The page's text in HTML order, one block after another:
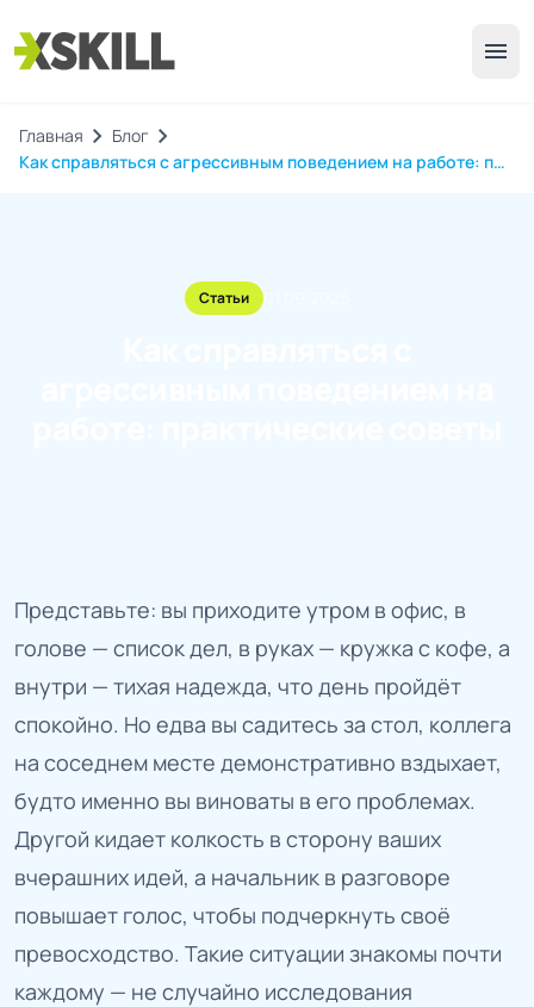
menu
Главная chevron_right Блог chevron_right
Как справляться с агрессивным поведением на работе: практические советы
Статьи
Представьте: вы приходите утром в офис, в
голове — список дел, в руках — кружка с кофе, а
внутри — тихая надежда, что день пройдёт
спокойно. Но едва вы садитесь за стол, коллега
на соседнем месте демонстративно вздыхает,
будто именно вы виноваты в его проблемах.
Другой кидает колкость в сторону ваших
вчерашних идей, а начальник в разговоре
повышает голос, чтобы подчеркнуть своё
превосходство. Такие ситуации знакомы почти
каждому — не случайно исследования